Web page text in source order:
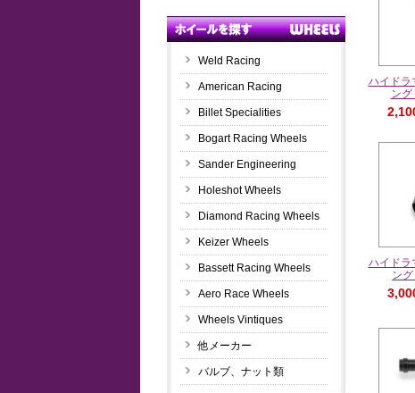
Weld Racing
American Racing
Billet Specialities
Bogart Racing Wheels
Sander Engineering
Holeshot Wheels
Diamond Racing Wheels
Keizer Wheels
Bassett Racing Wheels
Aero Race Wheels
Wheels Vintiques
他メーカー
バルブ、ナット類
ハイドラ
ン
ハイドラ
ン